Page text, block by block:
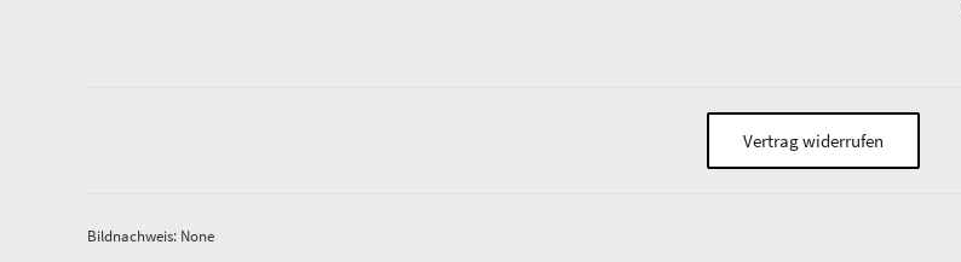
Vertrag widerrufen
Bildnachweis: None